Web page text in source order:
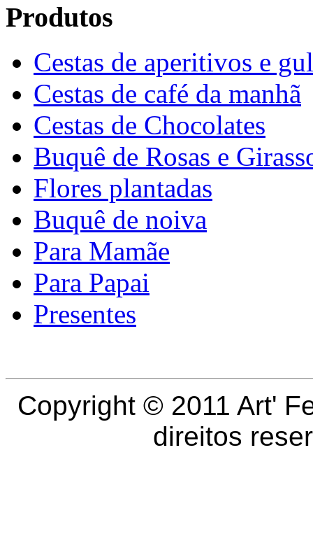
Produtos
Cestas de aperitivos e
Cestas de café da manhã
Cestas de Chocolates
Buquê de Rosas e
Flores plantadas
Buquê de noiva
Para Mamãe
Para Papai
Presentes
Copyright © 2011 Art'
direitos